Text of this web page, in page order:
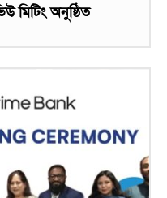
মিটিং অনুষ্ঠিত